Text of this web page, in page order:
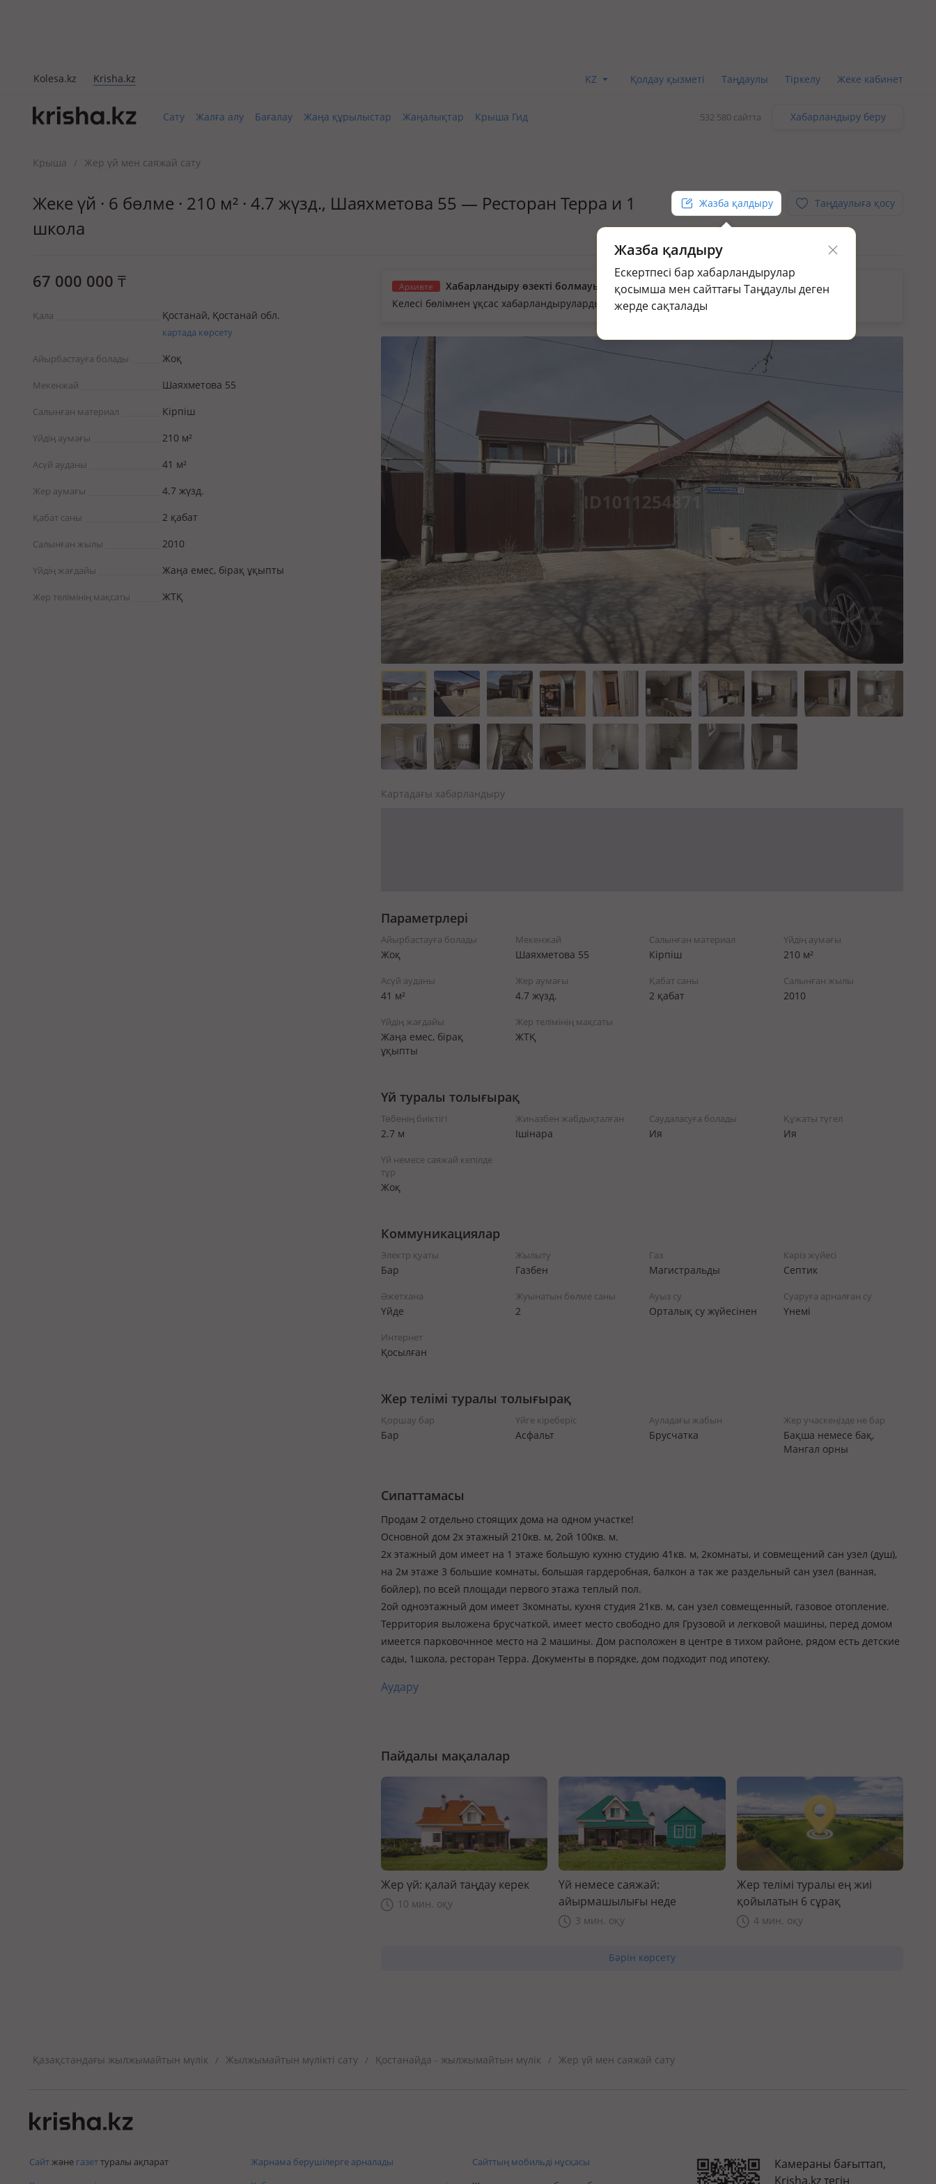
Kolesa.kz Krisha.kz KZ Қолдау қызметі Таңдаулы Тіркелу Жеке кабинет
Сату Жалға алу Бағалау Жаңа құрылыстар Жаңалықтар Крыша Гид 532 580 сайтта Хабарландыру беру
Крыша / Жер үй мен саяжай сату
Жеке үй · 6 бөлме · 210 м² · 4.7 жүзд., Шаяхметова 55 — Ресторан Терра и 1
школа
Жазба қалдыру
Жазба қалдыру
Ескертпесі бар хабарландырулар
қосымша мен сайттағы Таңдаулы деген
жерде сақталады
Таңдаулыға қосу
67 000 000 ₸
Қала Қостанай, Қостанай обл.
картада көрсету
Айырбастауға болады Жоқ
Мекенжай Шаяхметова 55
Салынған материал Кірпіш
Үйдің аумағы 210 м²
Асүй ауданы 41 м²
Жер аумағы 4.7 жүзд.
Қабат саны 2 қабат
Салынған жылы 2010
Үйдің жағдайы Жаңа емес, бірақ ұқыпты
Жер телімінің мақсаты ЖТҚ
Архивте
Хабарландыру өзекті болмауы мүмкін.
Келесі бөлімнен ұқсас хабарландыруларды қараңыз: Жер үй мен саяжай сату в Костанае
Картадағы хабарландыру
Параметрлері
Айырбастауға болады
Жоқ
Мекенжай
Шаяхметова 55
Салынған материал
Кірпіш
Үйдің аумағы
210 м²
Асүй ауданы
41 м²
Жер аумағы
4.7 жүзд.
Қабат саны
2 қабат
Салынған жылы
2010
Үйдің жағдайы
Жаңа емес, бірақ
ұқыпты
Жер телімінің мақсаты
ЖТҚ
Үй туралы толығырақ
Төбенің биіктігі
2.7 м
Жиһазбен жабдықталған
Ішінара
Саудаласуға болады
Ия
Құжаты түгел
Ия
Үй немесе саяжай кепілде
тұр
Жоқ
Коммуникациялар
Электр қуаты
Бар
Жылыту
Газбен
Газ
Магистральды
Кәріз жүйесі
Септик
Әжетхана
Үйде
Жуынатын бөлме саны
2
Ауыз су
Орталық су жүйесінен
Суаруға арналған су
Үнемі
Интернет
Қосылған
Жер телімі туралы толығырақ
Қоршау бар
Бар
Үйге кіреберіс
Асфальт
Ауладағы жабын
Брусчатка
Жер учаскеңізде не бар
Бақша немесе бақ,
Мангал орны
Сипаттамасы
Продам 2 отдельно стоящих дома на одном участке!
Основной дом 2х этажный 210кв. м, 2ой 100кв. м.
2х этажный дом имеет на 1 этаже большую кухню студию 41кв. м, 2комнаты, и совмещений сан узел (душ),
на 2м этаже 3 большие комнаты, большая гардеробная, балкон а так же раздельный сан узел (ванная,
бойлер), по всей площади первого этажа теплый пол.
2ой одноэтажный дом имеет 3комнаты, кухня студия 21кв. м, сан узел совмещенный, газовое отопление.
Территория выложена брусчаткой, имеет место свободно для Грузовой и легковой машины, перед домом
имеется парковочнное место на 2 машины. Дом расположен в центре в тихом районе, рядом есть детские
сады, 1школа, ресторан Терра. Документы в порядке, дом подходит под ипотеку.
Аудару
Пайдалы мақалалар
Жер үй: қалай таңдау керек
10 мин. оқу
Үй немесе саяжай:
айырмашылығы неде
3 мин. оқу
Жер телімі туралы ең жиі
қойылатын 6 сұрақ
4 мин. оқу
Бәрін көрсету
Қазақстандағы жылжымайтын мүлік / Жылжымайтын мүлікті сату / Қостанайда - жылжымайтын мүлік / Жер үй мен саяжай сату
Сайтжәне газеттуралы ақпарат
Жарнама берушілерге арналады
Сайттың мобильді нұсқасы
Камераны бағыттап,
Krisha.kz тегін